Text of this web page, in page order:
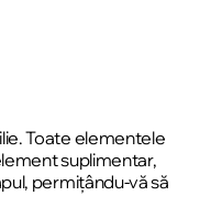
Toate elementele
suplimentar,
permițându-vă să